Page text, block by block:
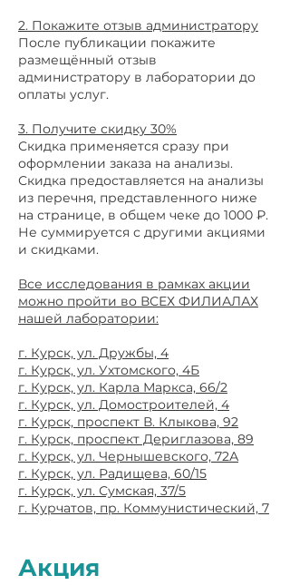
2. Покажите отзыв администратору
После публикации покажите
размещённый отзыв
администратору в лаборатории до
оплаты услуг.
3. Получите скидку 30%
Скидка применяется сразу при
оформлении заказа на анализы.
Скидка предоставляется на анализы
из перечня, представленного ниже
на странице, в общем чеке до 1000 ₽.
Не суммируется с другими акциями
и скидками.
Все исследования в рамках акции
можно пройти во ВСЕХ ФИЛИАЛАХ
нашей лаборатории:
г. Курск, ул. Дружбы, 4
г. Курск, ул. Ухтомского, 4Б
г. Курск, ул. Карла Маркса, 66/2
г. Курск, ул. Домостроителей, 4
г. Курск, проспект В. Клыкова, 92
г. Курск, проспект Дериглазова, 89
г. Курск, ул. Чернышевского, 72А
г. Курск, ул. Радищева, 60/15
г. Курск, ул. Сумская, 37/5
г. Курчатов, пр. Коммунистический, 7
Акция